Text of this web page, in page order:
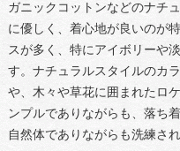
ガニックコットンなどのナチ
に優しく、着心地が良いのが
スが多く、特にアイボリーや
す。ナチュラルスタイルのカ
や、木々や草花に囲まれたロ
ンプルでありながらも、落ち
自然体でありながらも洗練さ